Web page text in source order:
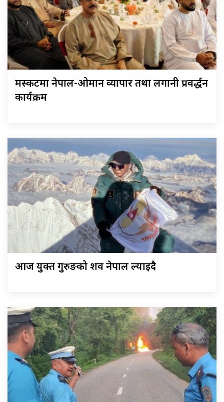
मस्कटमा नेपाल-ओमान व्यापार तथा लगानी प्रवर्द्धन
कार्यक्रम
आज युक्त गुरुङको शव नेपाल ल्याइदै